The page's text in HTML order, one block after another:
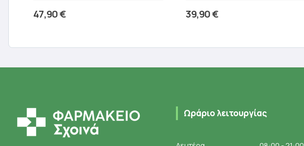
47,90€ 39,90€
Ωράριο λειτουργίας